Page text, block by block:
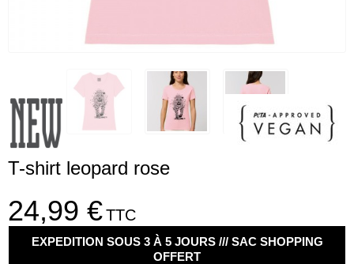
T-shirt leopard rose
24,99 €TTC
EXPEDITION SOUS 3 À 5 JOURS /// SAC SHOPPING
OFFERT